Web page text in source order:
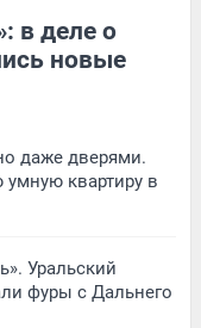
в деле о
новые
даже дверями.
квартиру в
Уральский
фуры с Дальнего